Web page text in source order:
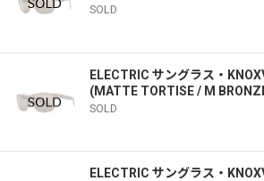
SOLD
ELECTRIC サングラス・
(MATTE TORTISE / M
SOLD
ELECTRIC サングラス・